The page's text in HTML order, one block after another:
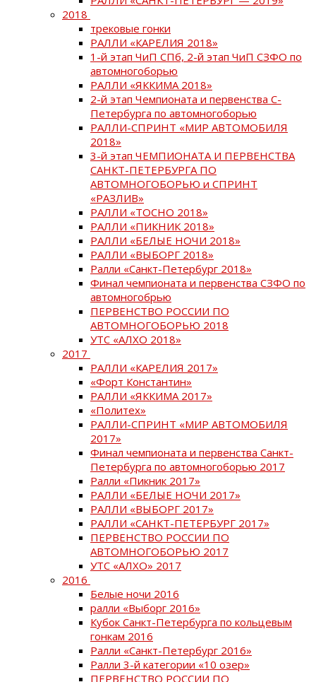
2018
трековые гонки
РАЛЛИ «КАРЕЛИЯ 2018»
1-й этап ЧиП СПб, 2-й этап ЧиП СЗФО по
автомногоборью
РАЛЛИ «ЯККИМА 2018»
2-й этап Чемпионата и первенства С-
Петербурга по автомногоборью
РАЛЛИ-СПРИНТ «МИР АВТОМОБИЛЯ
2018»
3-й этап ЧЕМПИОНАТА И ПЕРВЕНСТВА
САНКТ-ПЕТЕРБУРГА ПО
АВТОМНОГОБОРЬЮ и СПРИНТ
«РАЗЛИВ»
РАЛЛИ «ТОСНО 2018»
РАЛЛИ «ПИКНИК 2018»
РАЛЛИ «БЕЛЫЕ НОЧИ 2018»
РАЛЛИ «ВЫБОРГ 2018»
Ралли «Санкт-Петербург 2018»
Финал чемпионата и первенства СЗФО по
автомногобрью
ПЕРВЕНСТВО РОССИИ ПО
АВТОМНОГОБОРЬЮ 2018
УТС «АЛХО 2018»
2017
РАЛЛИ «КАРЕЛИЯ 2017»
«Форт Константин»
РАЛЛИ «ЯККИМА 2017»
«Политех»
РАЛЛИ-СПРИНТ «МИР АВТОМОБИЛЯ
2017»
Финал чемпионата и первенства Санкт-
Петербурга по автомногоборью 2017
Ралли «Пикник 2017»
РАЛЛИ «БЕЛЫЕ НОЧИ 2017»
РАЛЛИ «ВЫБОРГ 2017»
РАЛЛИ «САНКТ-ПЕТЕРБУРГ 2017»
ПЕРВЕНСТВО РОССИИ ПО
АВТОМНОГОБОРЬЮ 2017
УТС «АЛХО» 2017
2016
Белые ночи 2016
ралли «Выборг 2016»
Кубок Санкт-Петербурга по кольцевым
гонкам 2016
Ралли «Санкт-Петербург 2016»
Ралли 3-й категории «10 озер»
ПЕРВЕНСТВО РОССИИ ПО